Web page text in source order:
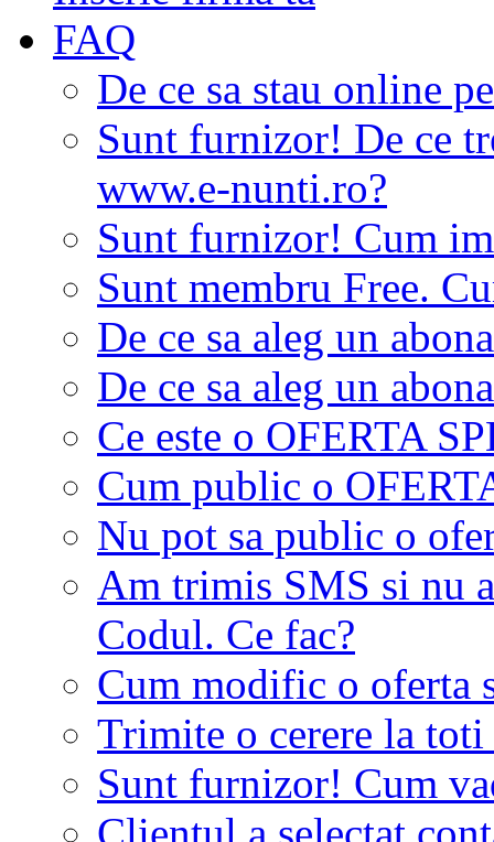
FAQ
De ce sa stau online
Sunt furnizor! De ce
www.e-nunti.ro?
Sunt furnizor! Cum
Sunt membru Free.
De ce sa aleg un
De ce sa aleg un
Ce este o OFERTA
Cum public o
Nu pot sa public o
Am trimis SMS si nu
Codul. Ce fac?
Cum modific o oferta
Trimite o cerere la
Sunt furnizor! Cum
Clientul a selectat